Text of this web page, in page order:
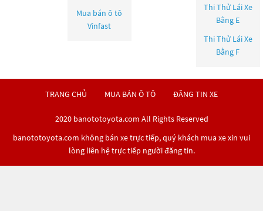
Mua bán ô tô
Vinfast
Thi Thử Lái Xe
Bằng E
Thi Thử Lái Xe
Bằng F
TRANG CHỦ MUA BÁN Ô TÔ ĐĂNG TIN XE
2020 banototoyota.com All Rights Reserved
banototoyota.com không bán xe trực tiếp, quý khách mua xe xin vui
lòng liên hệ trực tiếp người đăng tin.